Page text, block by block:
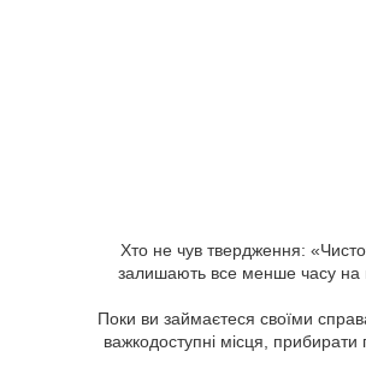
Хто не чув твердження:
залишають все менше часу на
Поки ви займаєтеся своїми
важкодоступні місця,